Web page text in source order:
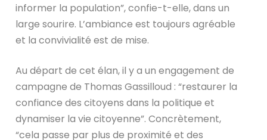
informer la population”, confie-t-elle, dans un
large sourire. L’ambiance est toujours agréable
et la convivialité est de mise.
Au départ de cet élan, il y a un engagement de
campagne de Thomas Gassilloud : “restaurer la
confiance des citoyens dans la politique et
dynamiser la vie citoyenne”. Concrètement,
“cela passe par plus de proximité et des